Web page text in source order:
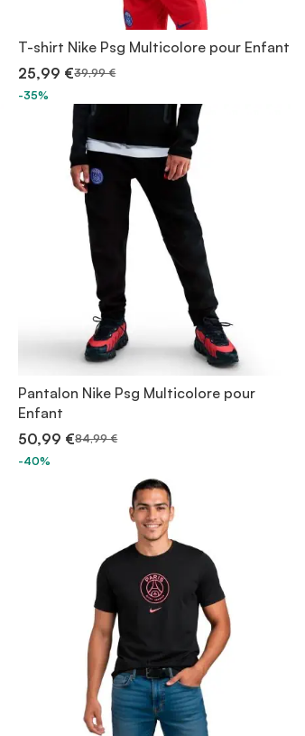
T-shirt Nike Psg Multicolore pour Enfant
25,99 €39,99 €
-35%
Pantalon Nike Psg Multicolore pour
Enfant
50,99 €84,99 €
-40%